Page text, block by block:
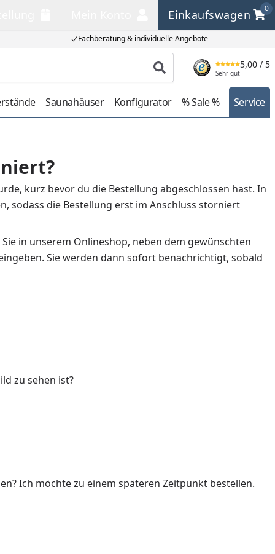
Fachberatung & individuelle Angebote
Einkaufswagen
0
Einkaufswagen
Produkt suchen
5,00 / 5
Sehr gut
Saunahäuser Konfigurator % Sale % Service
kurz bevor du die Bestellung abgeschlossen hast. In
sodass die Bestellung erst im Anschluss storniert
in unserem Onlineshop, neben dem gewünschten
Sie werden dann sofort benachrichtigt, sobald
zu sehen ist?
Ich möchte zu einem späteren Zeitpunkt bestellen.